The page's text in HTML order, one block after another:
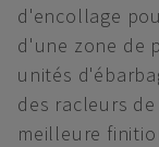
d'encollage
d'une zone de
unités
des racleurs
meilleure